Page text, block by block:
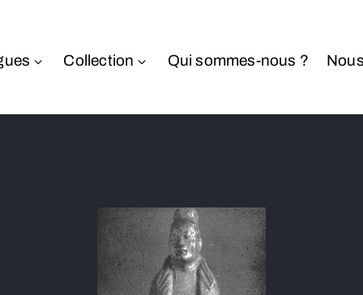
Collection Qui sommes-nous ?